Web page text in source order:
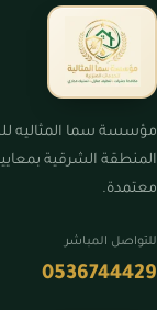
مؤسسة سما المثاليه
المنطقة الشرقية
معتمدة.
للتواصل المباشر
0536744429